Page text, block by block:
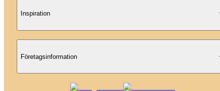
Inspiration
Företagsinformation